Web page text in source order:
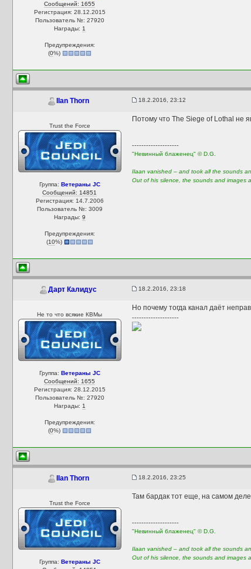
Сообщений: 1655
Регистрация: 28.12.2015
Пользователь №: 27920
Награды: 1
Предупреждения:
(0%)
Ilan Thorn 18.2.2016, 23:12
Trust the Force
Группа: Ветераны JC
Сообщений: 14851
Регистрация: 14.7.2006
Пользователь №: 3009
Награды: 9
Предупреждения:
(10%)
Потому что The Siege of Lothal не
--------------------
"Невинный блаженец" © D.G.
Ilaan vanished – and took all the sounds
Out of his silence, the sounds and images
Дарт Калидус 18.2.2016, 23:18
Не то что всякие КВМы
Группа: Ветераны JC
Сообщений: 1655
Регистрация: 28.12.2015
Пользователь №: 27920
Награды: 1
Предупреждения:
(0%)
Но почему тогда канал даёт
--------------------
Ilan Thorn 18.2.2016, 23:25
Trust the Force
Группа: Ветераны JC
Там бардак тот еще, на самом
--------------------
"Невинный блаженец" © D.G.
Ilaan vanished – and took all the sounds
Out of his silence, the sounds and images